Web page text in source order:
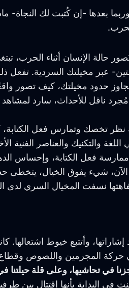
بعدها -إن كُتبت لك النجاة-
الإنسان أثناء الحرب،
عبر مخيلتك السردية.
حدود مخيلتك، كيف تصور
ناقل للأحداث، سارد
تخصك وتمارس فعل
والتكنيك والعناصر
فعل الكتابة، وإحساس
شيء يفوق الخيال، يتخطى
نسفت المخيال السري لدى
وأتتبع خيوط اشتعالها.
حركة المجرمين واللصوص
تحاشيها، وعلى قلة حيلتنا في
في البداية بأنها اقتتال بين